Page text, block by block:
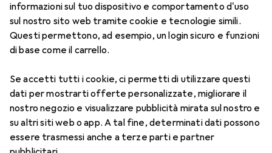
informazioni sul tuo dispositivo e comportamento d'uso
sul nostro sito web tramite cookie e tecnologie simili.
Questi permettono, ad esempio, un login sicuro e funzioni
di base come il carrello.
Se accetti tutti i cookie, ci permetti di utilizzare questi
dati per mostrarti offerte personalizzate, migliorare il
nostro negozio e visualizzare pubblicità mirata sul nostro e
su altri siti web o app. A tal fine, determinati dati possono
essere trasmessi anche a terze parti e partner
1 Immagine
Air Optix più HydraGlyde per
-8, Obiettivo mensile, 6 pz., Torico
Prezzo in EUR IVA incl.
EUR
55,82 EUR
9,31/1pz.